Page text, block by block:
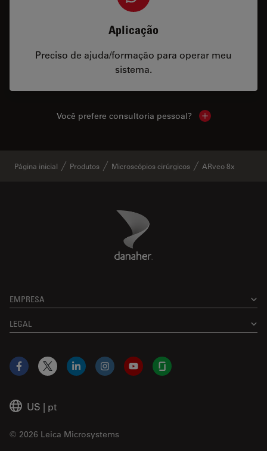
Aplicação
Preciso de ajuda/formação para operar meu
sistema.
Você prefere consultoria pessoal? Show local
Página inicial Produtos Microscópios cirúrgicos ARveo 8x
Danaher Logo
EMPRESA
LEGAL
US | pt
© 2026 Leica Microsystems
Facebook
X LinkedInInstagramYouTubeGlassdoor